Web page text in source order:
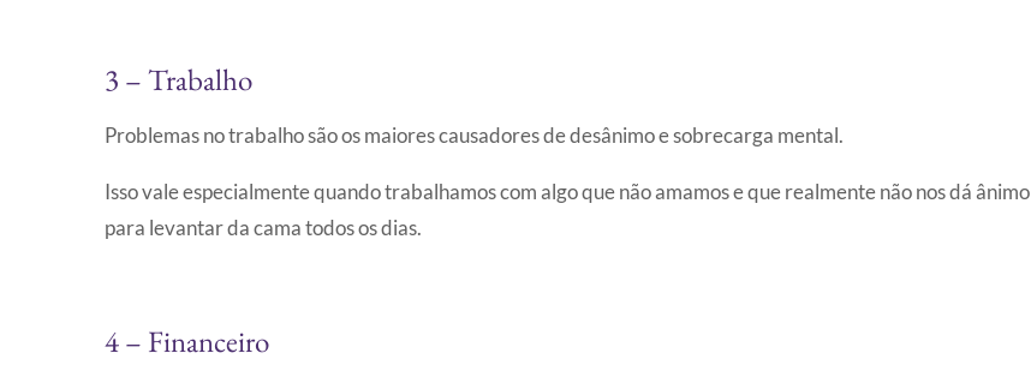
3 – Trabalho
Problemas no trabalho são os maiores causadores de desânimo e sobrecarga mental.
Isso vale especialmente quando trabalhamos com algo que não amamos e que realmente não nos dá ânimo
para levantar da cama todos os dias.
4 – Financeiro